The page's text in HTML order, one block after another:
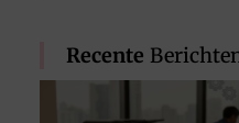
Recente